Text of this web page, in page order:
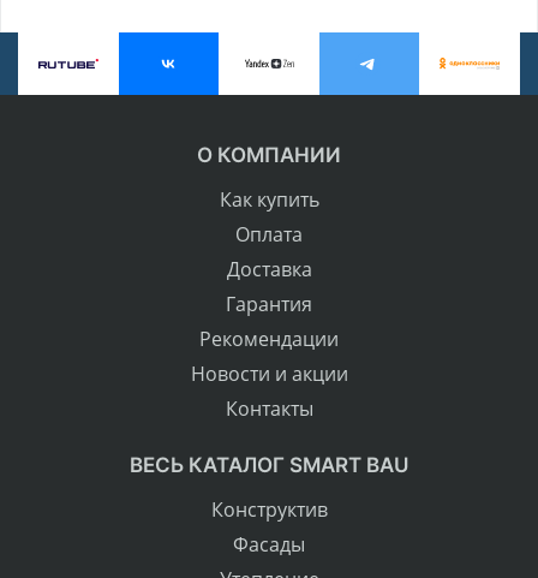
О КОМПАНИИ
Как купить
Оплата
Доставка
Гарантия
Рекомендации
Новости и акции
Контакты
ВЕСЬ КАТАЛОГ SMART BAU
Конструктив
Фасады